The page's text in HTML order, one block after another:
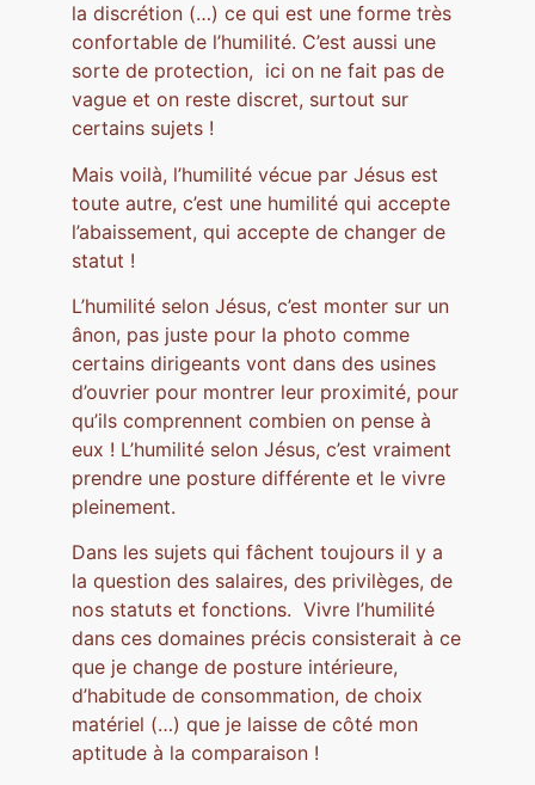
la discrétion (…) ce qui est une forme très
confortable de l’humilité. C’est aussi une
sorte de protection, ici on ne fait pas de
vague et on reste discret, surtout sur
certains sujets !
Mais voilà, l’humilité vécue par Jésus est
toute autre, c’est une humilité qui accepte
l’abaissement, qui accepte de changer de
statut !
L’humilité selon Jésus, c’est monter sur un
ânon, pas juste pour la photo comme
certains dirigeants vont dans des usines
d’ouvrier pour montrer leur proximité, pour
qu’ils comprennent combien on pense à
eux ! L’humilité selon Jésus, c’est vraiment
prendre une posture différente et le vivre
pleinement.
Dans les sujets qui fâchent toujours il y a
la question des salaires, des privilèges, de
nos statuts et fonctions. Vivre l’humilité
dans ces domaines précis consisterait à ce
que je change de posture intérieure,
d’habitude de consommation, de choix
matériel (…) que je laisse de côté mon
aptitude à la comparaison !